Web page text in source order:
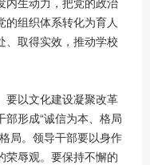
的组织体系转化为育人
、取得实效，推动学校
要以文化建设凝聚改革
形成“诚信为本、格局
局。领导干部要以身作
荣辱观。要保持不懈的